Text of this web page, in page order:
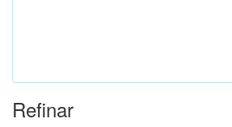
Refinar